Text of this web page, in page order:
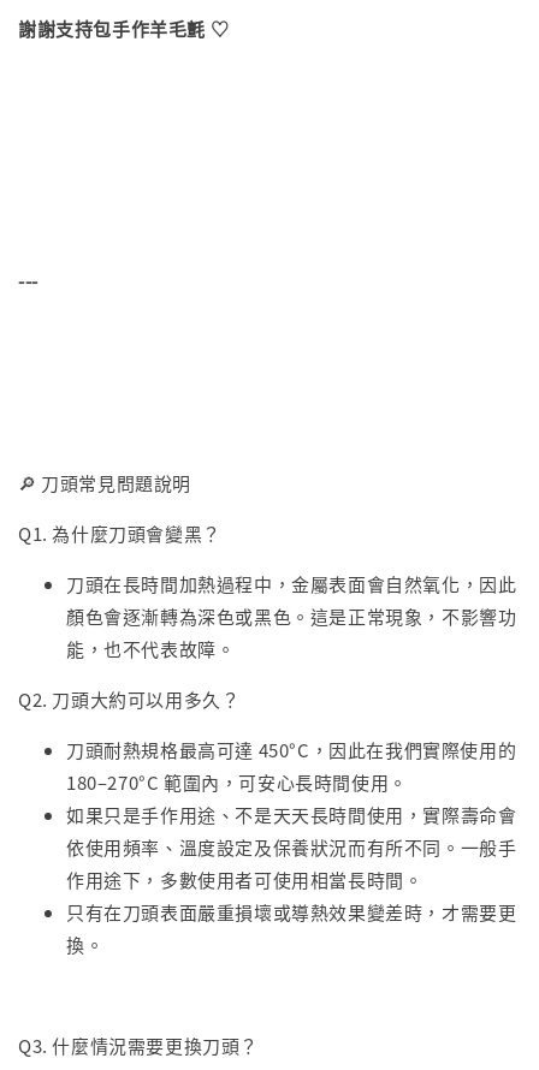
謝謝支持包手作羊毛氈 ♡
---
🔎 刀頭常見問題說明
Q1. 為什麼刀頭會變黑？
刀頭在長時間加熱過程中，金屬表面會自然氧化，因此
顏色會逐漸轉為深色或黑色。這是正常現象，不影響功
能，也不代表故障。
Q2. 刀頭大約可以用多久？
刀頭耐熱規格最高可達 450°C，因此在我們實際使用的
180–270°C 範圍內，可安心長時間使用。
如果只是手作用途、不是天天長時間使用，實際壽命會
依使用頻率、溫度設定及保養狀況而有所不同。一般手
作用途下，多數使用者可使用相當長時間。
只有在刀頭表面嚴重損壞或導熱效果變差時，才需要更
換。
Q3. 什麼情況需要更換刀頭？